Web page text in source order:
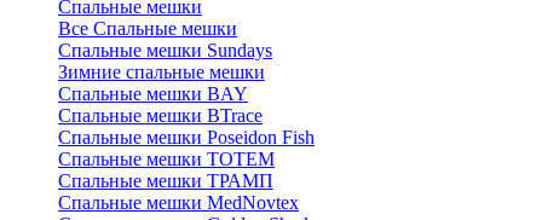
Спальные мешки
Все Спальные мешки
Спальные мешки Sundays
Зимние спальные мешки
Спальные мешки BAY
Спальные мешки BTrace
Спальные мешки Poseidon Fish
Спальные мешки ТОТЕМ
Спальные мешки ТРАМП
Cпальные мешки MedNovtex